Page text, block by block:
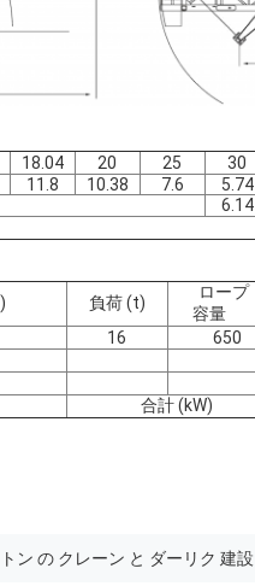
18.04 20 25 30
11.8 10.38 7.6 5.74
6.14
負荷 (t)
ロープ
容量
16 650
合計 (kW)
ン の クレーン と ダーリク 建設